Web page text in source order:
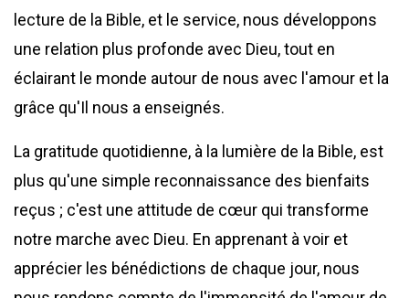
lecture de la Bible, et le service, nous développons
une relation plus profonde avec Dieu, tout en
éclairant le monde autour de nous avec l'amour et la
grâce qu'Il nous a enseignés.
La gratitude quotidienne, à la lumière de la Bible, est
plus qu'une simple reconnaissance des bienfaits
reçus ; c'est une attitude de cœur qui transforme
notre marche avec Dieu. En apprenant à voir et
apprécier les bénédictions de chaque jour, nous